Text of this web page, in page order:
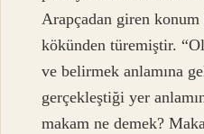
Arapçadan giren
kökünden türemiştir.
ve belirmek anlamına
gerçekleştiği yer
makam ne demek?